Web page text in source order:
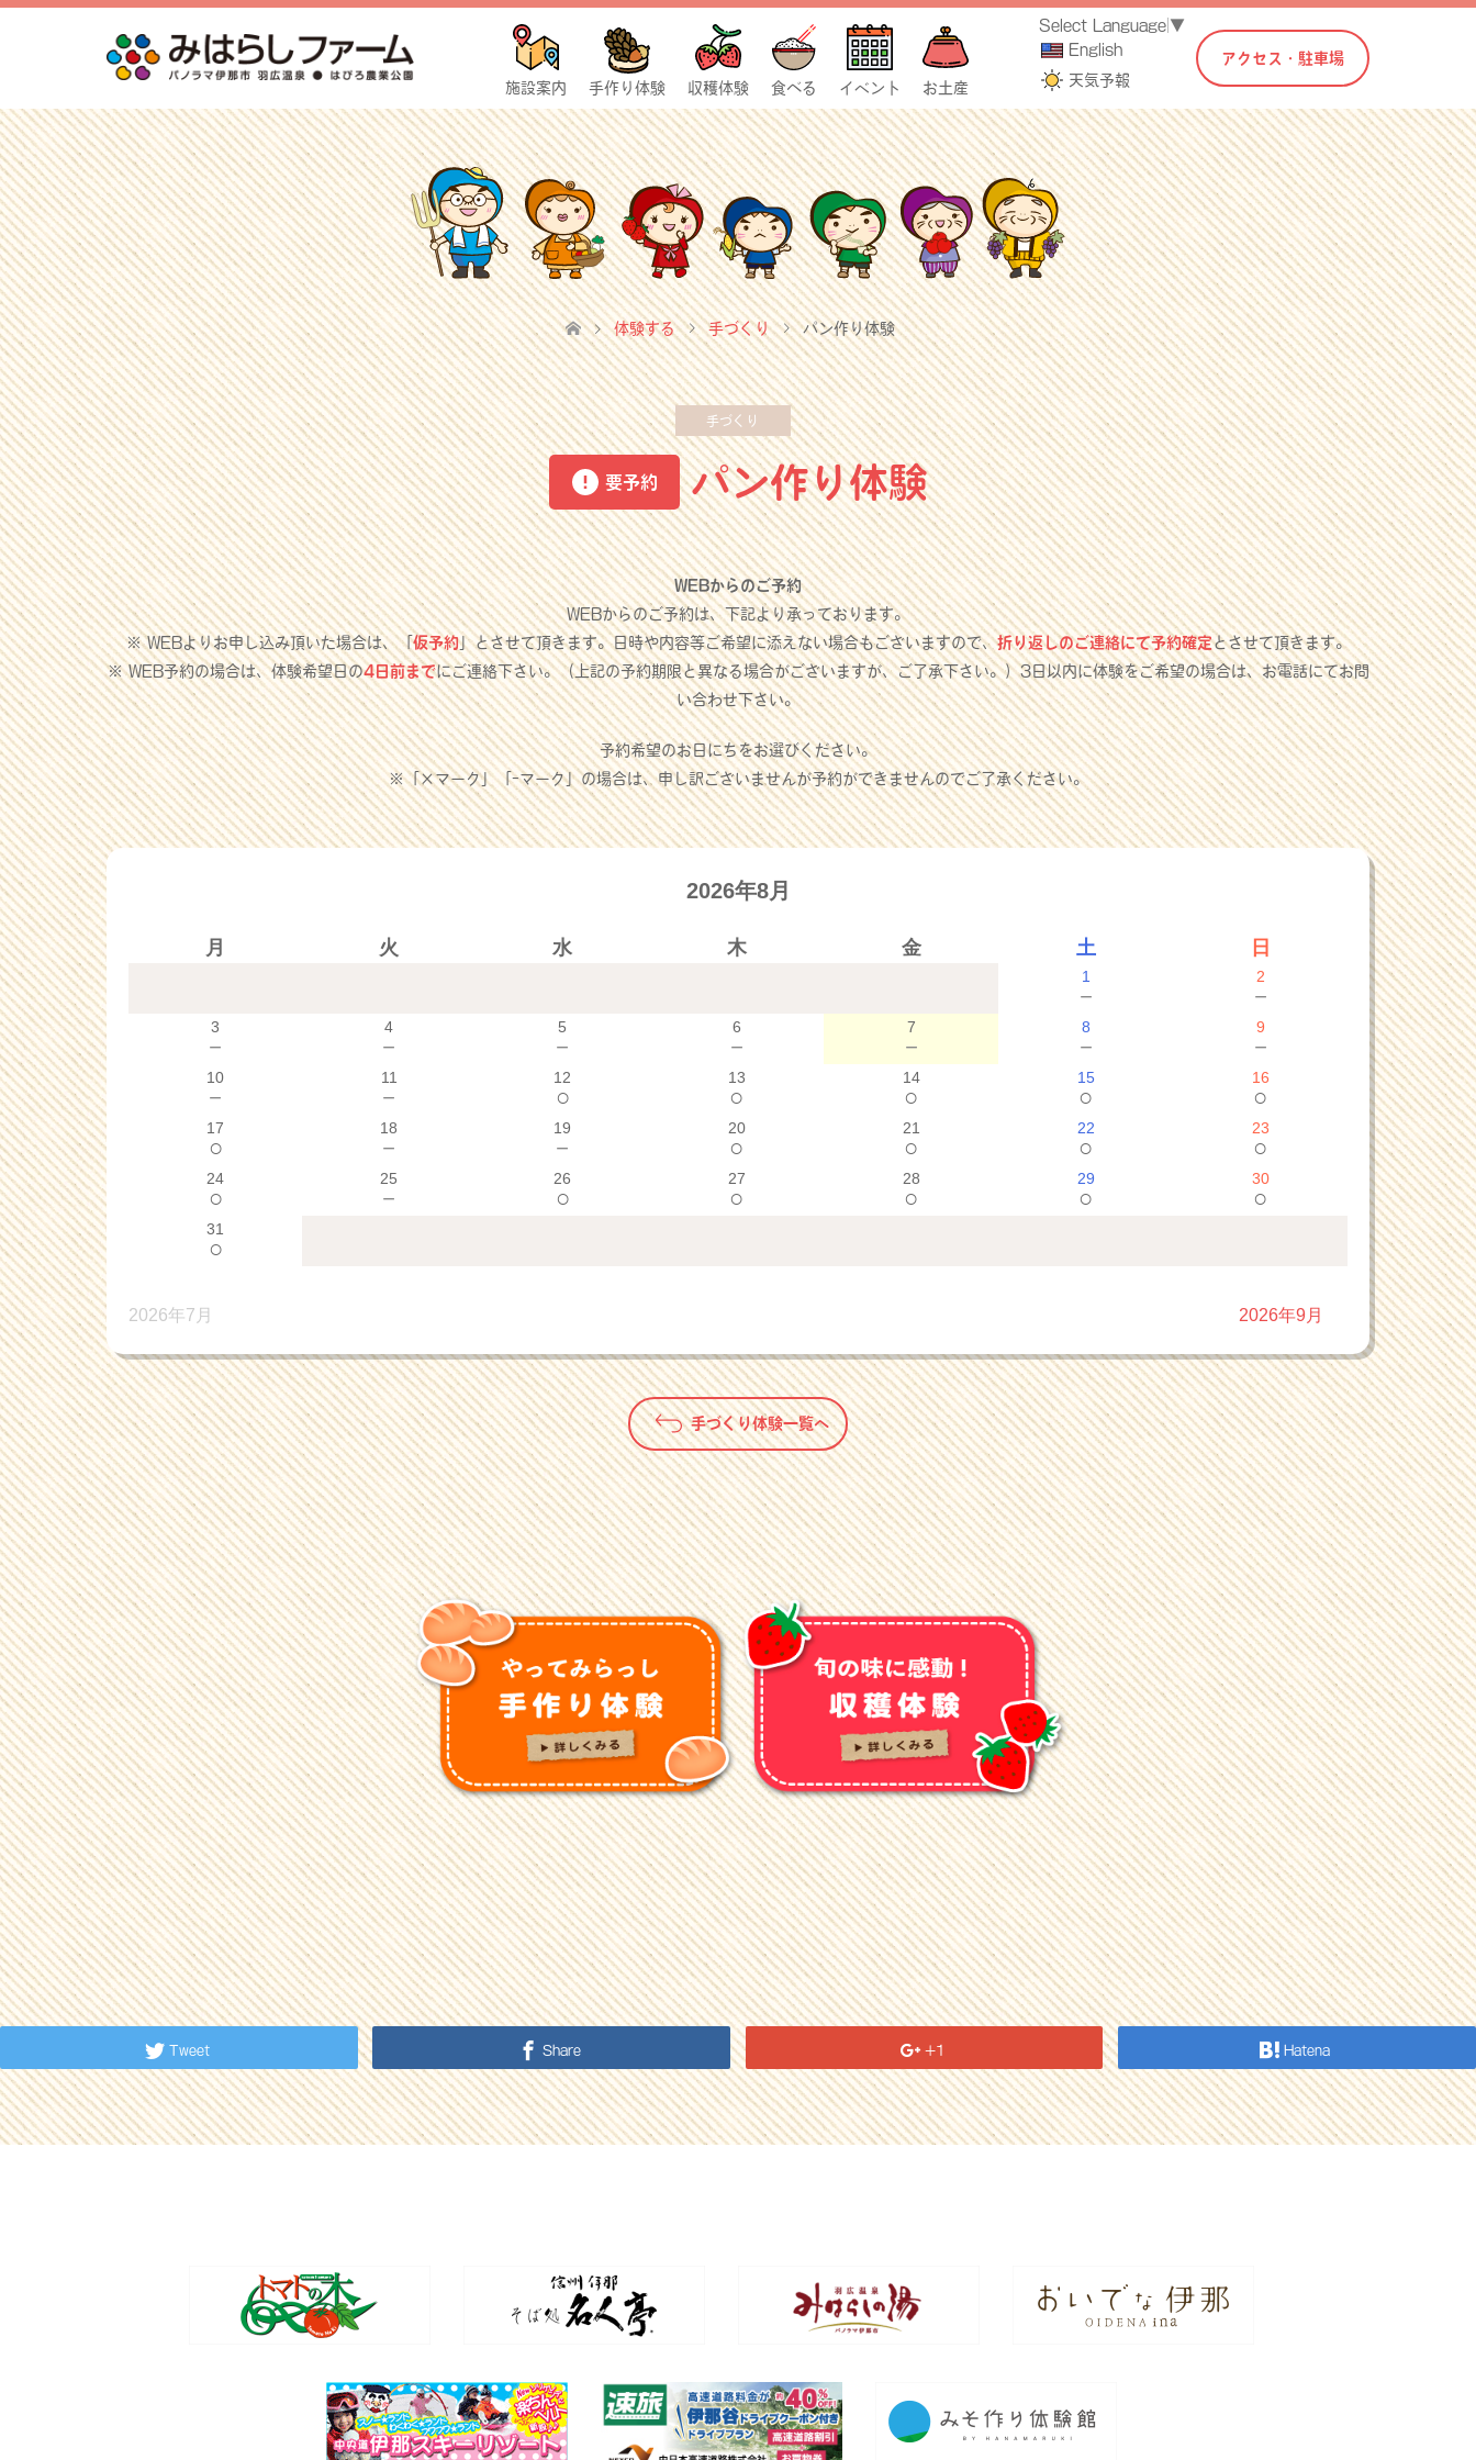
施設案内 手作り体験 収穫体験 食べる イベント お土産
Select Language ▼
English
天気予報
アクセス・駐車場
体験する 手づくり パン作り体験
手づくり
要予約 パン作り体験
WEBからのご予約
WEBからのご予約は、下記より承っております。
※ WEBよりお申し込み頂いた場合は、「仮予約」とさせて頂きます。日時や内容等ご希望に添えない場合もございますので、折り返しのご連絡にて予約確定とさせて頂きます。
※ WEB予約の場合は、体験希望日の4日前までにご連絡下さい。（上記の予約期限と異なる場合がございますが、ご了承下さい。）3日以内に体験をご希望の場合は、お電話にてお問
い合わせ下さい。
予約希望のお日にちをお選びください。
※「×マーク」「-マーク」の場合は、申し訳ございませんが予約ができませんのでご了承ください。
2026年8月
月 火 水 木 金 土 日
1
－
2
－
3
－
4
－
5
－
6
－
7
－
8
－
9
－
10
－
11
－
12
○
13
○
14
○
15
○
16
○
17
○
18
－
19
－
20
○
21
○
22
○
23
○
24
○
25
－
26
○
27
○
28
○
29
○
30
○
31
○
2026年7月 2026年9月
手づくり体験一覧へ
Tweet Share +1 Hatena